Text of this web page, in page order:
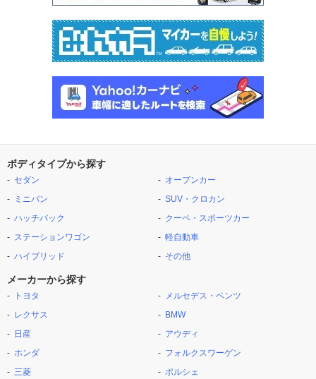
ボディタイプから探す
セダン
ミニバン
ハッチバック
ステーションワゴン
ハイブリッド
オープンカー
SUV・クロカン
クーペ・スポーツカー
軽自動車
その他
メーカーから探す
トヨタ
レクサス
日産
ホンダ
三菱
メルセデス・ベンツ
BMW
アウディ
フォルクスワーゲン
ポルシェ